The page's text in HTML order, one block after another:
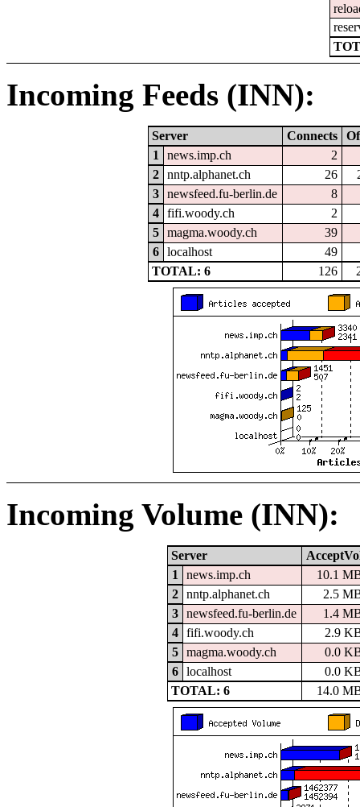
Incoming Feeds (INN):
Server Connects
1
news.imp.ch
2
2
nntp.alphanet.ch 26
3
newsfeed.fu-berlin.de
8
4
fifi.woody.ch
2
5
magma.woody.ch
39
6
localhost
49
TOTAL: 6
126
Incoming Volume (INN):
Server
1
news.imp.ch
10.1
2
nntp.alphanet.ch
2.5
3
newsfeed.fu-berlin.de
1.4
4
fifi.woody.ch
2.9
5
magma.woody.ch
0.0
6
localhost
0.0
TOTAL: 6
14.0